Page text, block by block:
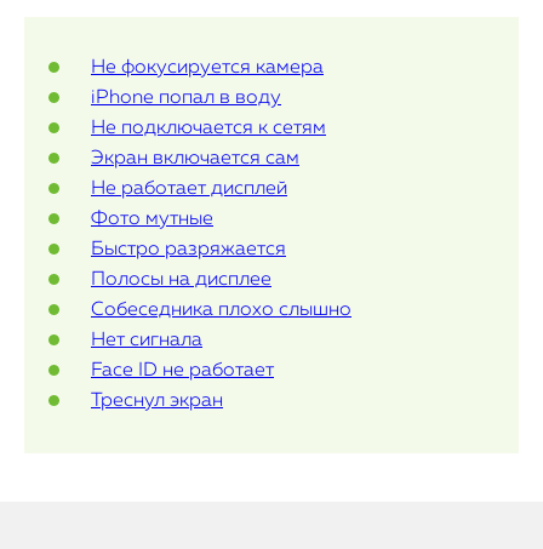
О нас
Контакты
Статьи
Не фокусируется камера
iPhone попал в воду
Не подключается к сетям
Экран включается сам
Не работает дисплей
Фото мутные
Быстро разряжается
Полосы на дисплее
Собеседника плохо слышно
Нет сигнала
Face ID не работает
Треснул экран